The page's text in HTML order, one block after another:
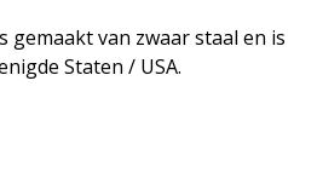
gemaakt van zwaar staal en is
Staten / USA.